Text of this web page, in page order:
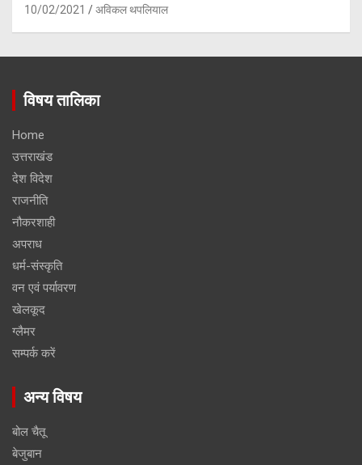
10/02/2021 अविकल थपलियाल
विषय तालिका
Home
उत्तराखंड
देश विदेश
राजनीति
नौकरशाही
अपराध
धर्म-संस्कृति
वन एवं पर्यावरण
खेलकूद
ग्लैमर
सम्पर्क करें
अन्य विषय
बोल चैतू
बेजुबान